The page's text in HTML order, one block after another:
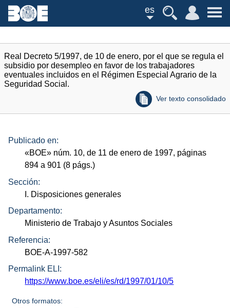
es
Real Decreto 5/1997, de 10 de enero, por el que se regula el
subsidio por desempleo en favor de los trabajadores
eventuales incluidos en el Régimen Especial Agrario de la
Seguridad Social.
Ver texto consolidado
Publicado en:
«BOE» núm. 10, de 11 de enero de 1997, páginas
894 a 901 (8 págs.)
Sección:
I. Disposiciones generales
Departamento:
Ministerio de Trabajo y Asuntos Sociales
Referencia:
BOE-A-1997-582
Permalink ELI:
https://www.boe.es/eli/es/rd/1997/01/10/5
Otros formatos: